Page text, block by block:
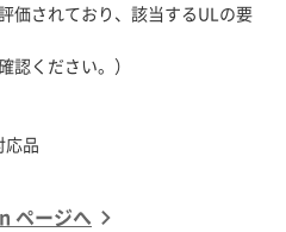
価されており、該当するULの要
認ください。）
応品
ージへ